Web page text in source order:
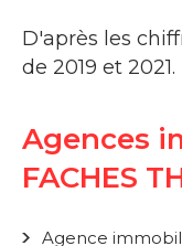
D'après les
de 2019 et 2021.
Agences
FACHES
Agence